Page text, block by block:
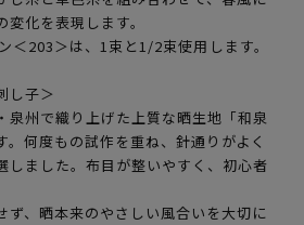
化を表現します。
＜203＞は、1束と1/2束使用します。
し子＞
泉州で織り上げた上質な晒生地「和泉
何度もの試作を重ね、針通りがよく
しました。布目が整いやすく、初心者
ず、晒本来のやさしい風合いを大切に